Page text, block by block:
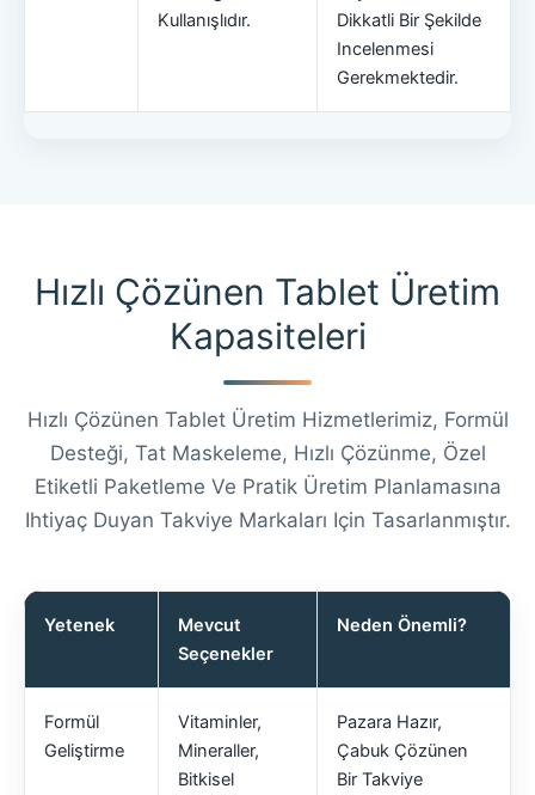
Kullanışlıdır.
Dikkatli Bir Şekilde
Incelenmesi
Gerekmektedir.
Hızlı Çözünen Tablet Üretim
Kapasiteleri
Hızlı Çözünen Tablet Üretim Hizmetlerimiz, Formül
Desteği, Tat Maskeleme, Hızlı Çözünme, Özel
Etiketli Paketleme Ve Pratik Üretim Planlamasına
Ihtiyaç Duyan Takviye Markaları Için Tasarlanmıştır.
Yetenek
Mevcut
Seçenekler
Neden Önemli?
Formül
Geliştirme
Vitaminler,
Mineraller,
Bitkisel
Pazara Hazır,
Çabuk Çözünen
Bir Takviye